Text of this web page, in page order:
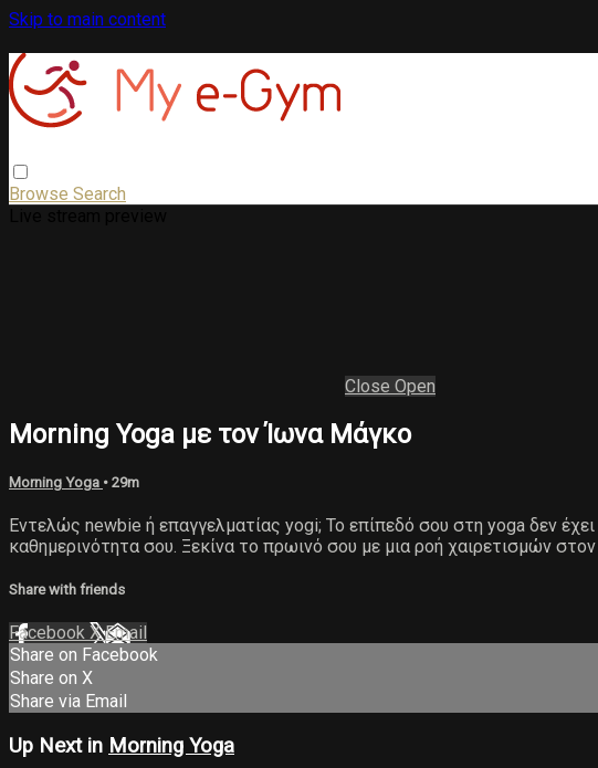
Skip to main content
Browse Search
Close Open
Morning Yoga με τον Ίωνα Μάγκο
Morning Yoga • 29m
Εντελώς newbie ή επαγγελματίας yogi; Το επίπεδό σου στη yoga δεν
καθημερινότητα σου. Ξεκίνα το πρωινό σου με μια ροή χαιρετισμών
Share with friends
Facebook XEmail
Share on Facebook
Share on X
Share via Email
Up Next in Morning Yoga